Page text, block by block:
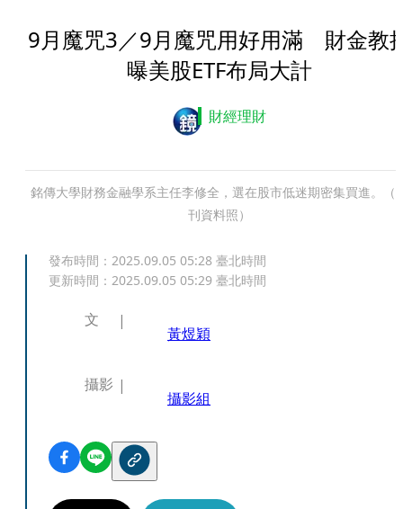
9月魔咒3／9月魔咒用好用滿 財金教
曝美股ETF布局大計
財經理財
銘傳大學財務金融學系主任李修全，選在股市低迷期密集買進。（
刊資料照）
發布時間： 2025.09.05 05:28 臺北時間
更新時間： 2025.09.05 05:29 臺北時間
文
黃煜穎
攝影
攝影組